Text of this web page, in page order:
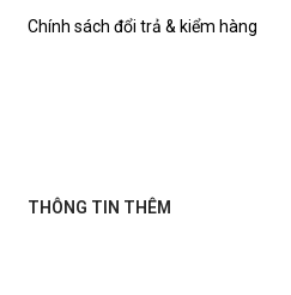
THÔNG TIN THÊM
Chính sách đổi trả & kiểm hàng